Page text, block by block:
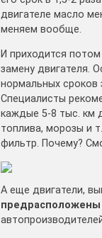
двигателе масло
меняем вообще.
И приходится
замену двигателя.
нормальных сроков
Специалисты
каждые 5-8 тыс. км
топлива, морозы и
фильтр. Почему?
А еще двигатели,
предрасположены